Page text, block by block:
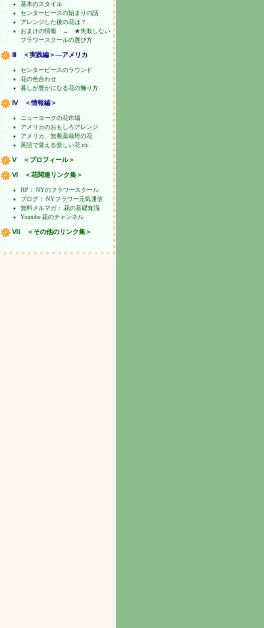
基本のスタイル
センターピースの始まりの話
アレンジした後の花は？
おまけの情報 → ★失敗しない
フラワースクールの選び方
Ⅲ ＜実践編＞―アメリカ
センターピースのラウンド
花の色合わせ
暮しが豊かになる花の飾り方
Ⅳ ＜情報編＞
ニューヨークの花市場
アメリカのおもしろアレンジ
アメリカ、無農薬栽培の花
英語で覚える楽しい花 etc.
Ⅴ ＜プロフィール＞
Ⅵ ＜花関連リンク集＞
HP： NYのフラワースクール
ブログ： NYフラワー元気通信
無料メルマガ： 花の基礎知識
Youtube 花のチャンネル
ⅥI ＜その他のリンク集＞